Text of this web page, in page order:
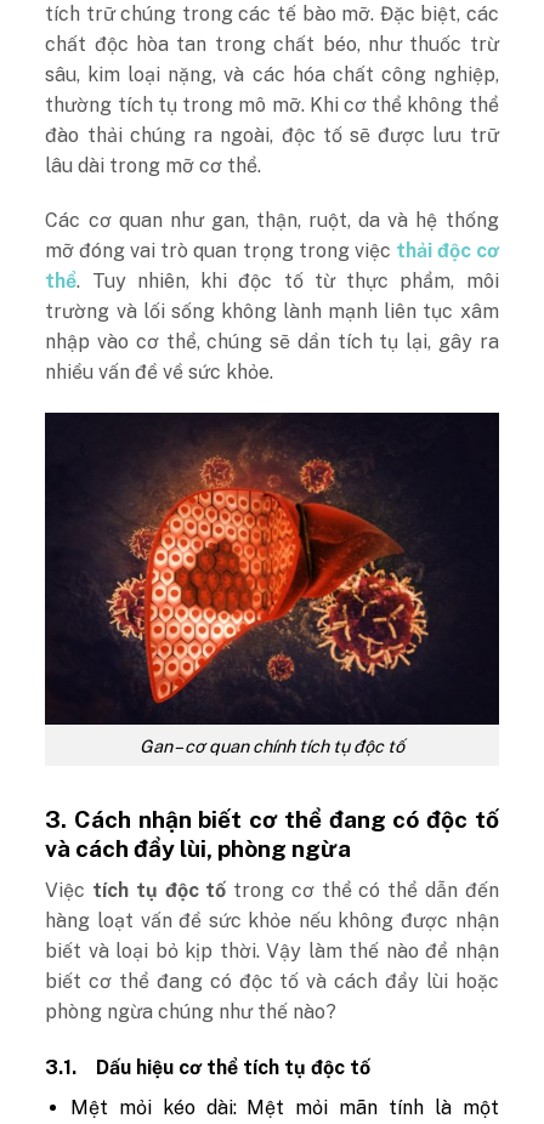
tích trữ chúng trong các tế bào mỡ. Đặc biệt, các
chất độc hòa tan trong chất béo, như thuốc trừ
sâu, kim loại nặng, và các hóa chất công nghiệp,
thường tích tụ trong mô mỡ. Khi cơ thể không thể
đào thải chúng ra ngoài, độc tố sẽ được lưu trữ
lâu dài trong mỡ cơ thể.
Các cơ quan như gan, thận, ruột, da và hệ thống
mỡ đóng vai trò quan trọng trong việc thải độc cơ
thể. Tuy nhiên, khi độc tố từ thực phẩm, môi
trường và lối sống không lành mạnh liên tục xâm
nhập vào cơ thể, chúng sẽ dần tích tụ lại, gây ra
nhiều vấn đề về sức khỏe.
Gan – cơ quan chính tích tụ độc tố
3. Cách nhận biết cơ thể đang có độc tố
và cách đẩy lùi, phòng ngừa
Việc tích tụ độc tố trong cơ thể có thể dẫn đến
hàng loạt vấn đề sức khỏe nếu không được nhận
biết và loại bỏ kịp thời. Vậy làm thế nào để nhận
biết cơ thể đang có độc tố và cách đẩy lùi hoặc
phòng ngừa chúng như thế nào?
3.1.
Dấu hiệu cơ thể tích tụ độc tố
Mệt mỏi kéo dài: Mệt mỏi mãn tính là một